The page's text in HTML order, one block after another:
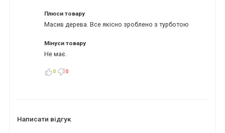
Плюси товару
Масив дерева. Все якісно зроблено з турботою
Мінуси товару
Не має.
0 0
Написати відгук